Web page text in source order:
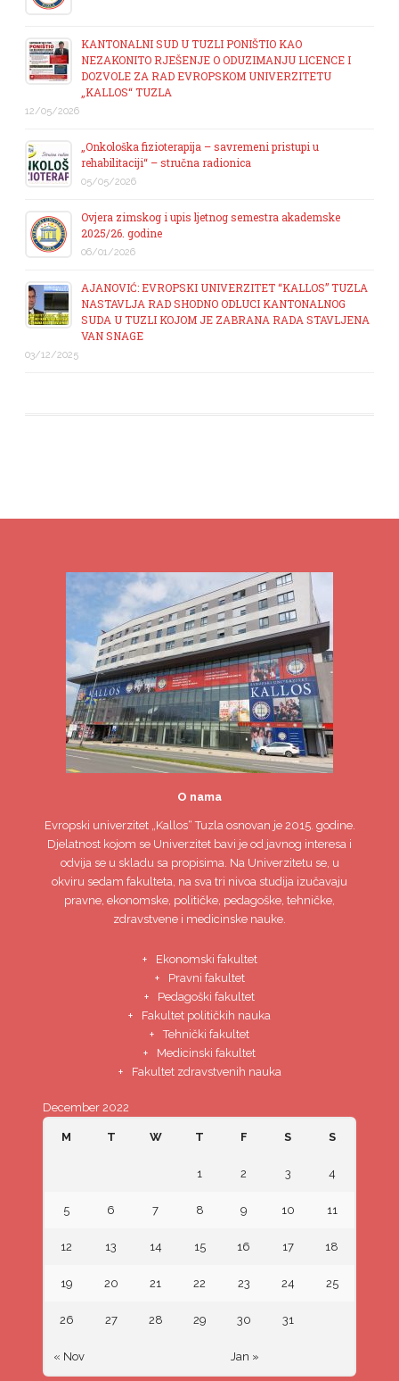
KANTONALNI SUD U TUZLI PONIŠTIO KAO
NEZAKONITO RJEŠENJE O ODUZIMANJU LICENCE I
DOZVOLE ZA RAD EVROPSKOM UNIVERZITETU
„KALLOS“ TUZLA
12/05/2026
„Onkološka fizioterapija – savremeni pristupi u
rehabilitaciji“ – stručna radionica
05/05/2026
Ovjera zimskog i upis ljetnog semestra akademske
2025/26. godine
06/01/2026
AJANOVIĆ: EVROPSKI UNIVERZITET “KALLOS” TUZLA
NASTAVLJA RAD SHODNO ODLUCI KANTONALNOG
SUDA U TUZLI KOJOM JE ZABRANA RADA STAVLJENA
VAN SNAGE
03/12/2025
O nama
Evropski univerzitet„Kallos“ Tuzla osnovan je 2015. godine.
Djelatnost kojom se Univerzitet bavi je od javnog interesa i
odvija se u skladu sa propisima. Na Univerzitetu se, u
okviru sedam fakulteta, na sva tri nivoa studija izučavaju
pravne, ekonomske, političke, pedagoške, tehničke,
zdravstvene i medicinske nauke.
Ekonomski fakultet
Pravni fakultet
Pedagoški fakultet
Fakultet političkih nauka
Tehnički fakultet
Medicinski fakultet
Fakultet zdravstvenih nauka
December 2022
M T W T F S S
« Nov Jan »
1 2 3 4
5 6 7 8 9 10 11
12 13 14 15 16 17 18
19 20 21 22 23 24 25
26 27 28 29 30 31